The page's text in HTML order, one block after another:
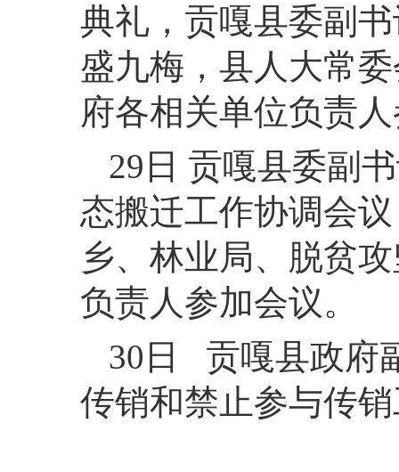
典礼，贡嘎县委副
盛九梅，县人大常
府各相关单位负责
29日 贡嘎县委副
态搬迁工作协调会
乡、林业局、脱贫
负责人参加会议。
30日 贡嘎县政府
传销和禁止参与传